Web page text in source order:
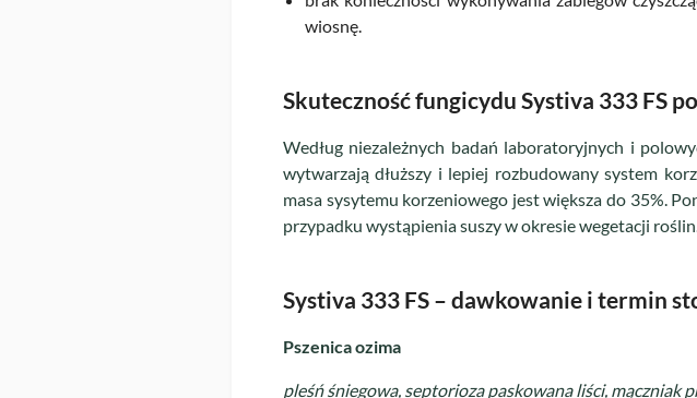
wiosnę.
Skuteczność fungicydu Systiva 333 FS
Według niezależnych badań laboratoryjnych i
wytwarzają dłuższy i lepiej rozbudowany system
masa sysytemu korzeniowego jest większa do 35%.
przypadku wystąpienia suszy w okresie wegetacji
Systiva 333 FS – dawkowanie i termin
Pszenica ozima
pleśń śniegowa, septorioza paskowana liści, mączniak